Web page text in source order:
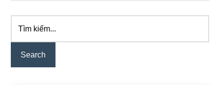
Primary
Sidebar
kiếm...